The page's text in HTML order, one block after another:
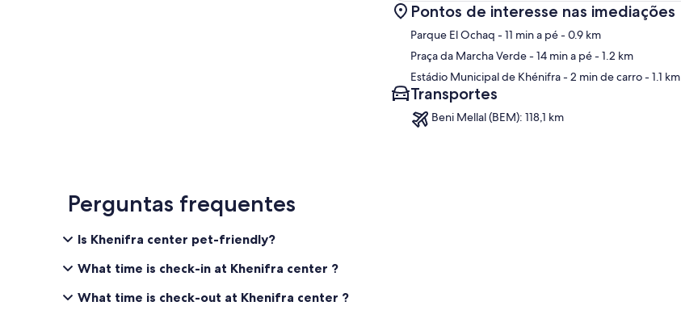
Pontos de interesse nas imediações
Parque El Ochaq - 11 min a pé- 0.9 km
Praça da Marcha Verde- 14 min a pé- 1.2 km
Estádio Municipal de Khénifra- 2 min de carro- 1.1 km
Transportes
Beni Mellal (BEM): 118,1 km
Perguntas frequentes
Is Khenifra center pet-friendly?
What time is check-in at Khenifra center ?
What time is check-out at Khenifra center ?